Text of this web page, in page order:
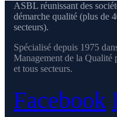
ASBL réunissant des
démarche qualité (plus de
secteurs).
Spécialisé depuis 1975
Management de la Qualité
et tous secteurs.
Facebook